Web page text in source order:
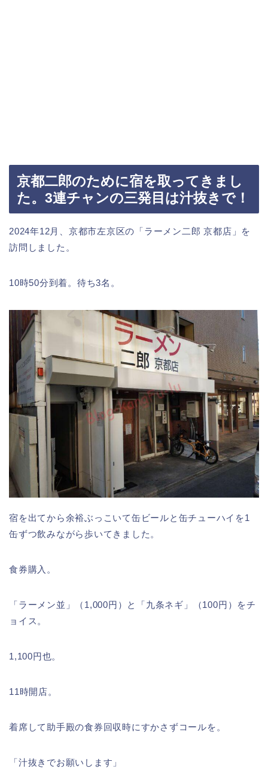
京都二郎のために宿を取ってきまし
た。3連チャンの三発目は汁抜きで！
2024年12月、京都市左京区の「ラーメン二郎 京都店」を
訪問しました。
10時50分到着。待ち3名。
宿を出てから余裕ぶっこいて缶ビールと缶チューハイを1
缶ずつ飲みながら歩いてきました。
食券購入。
「ラーメン並」（1,000円）と「九条ネギ」（100円）をチ
ョイス。
1,100円也。
11時開店。
着席して助手殿の食券回収時にすかさずコールを。
「汁抜きでお願いします」